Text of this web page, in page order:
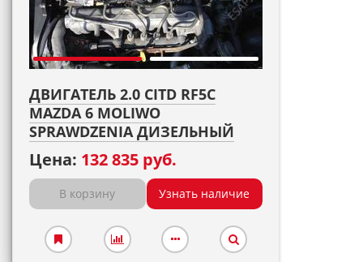
ДВИГАТЕЛЬ 2.0 CITD RF5C
MAZDA 6 MOLIWO
SPRAWDZENIA ДИЗЕЛЬНЫЙ
Цена: 132 835 руб.
В корзину Узнать наличие